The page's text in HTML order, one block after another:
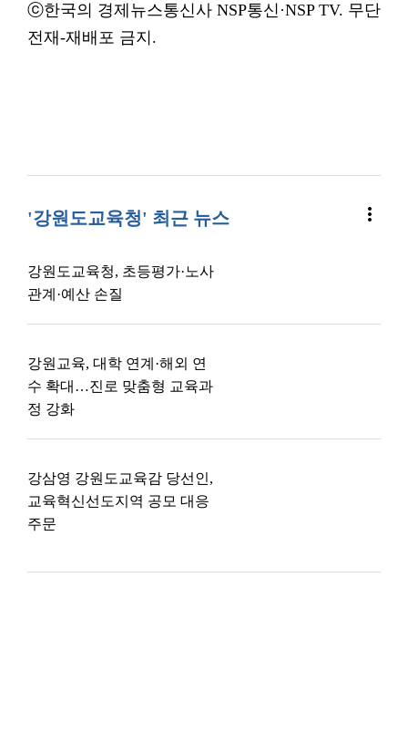
ⓒ한국의 경제뉴스통신사 NSP통신·NSP TV. 무단
전재-재배포 금지.
'강원도교육청' 최근 뉴스 more_vert
강원도교육청, 초등평가·노사
관계·예산 손질
강원교육, 대학 연계·해외 연
수 확대…진로 맞춤형 교육과
정 강화
강삼영 강원도교육감 당선인,
교육혁신선도지역 공모 대응
주문